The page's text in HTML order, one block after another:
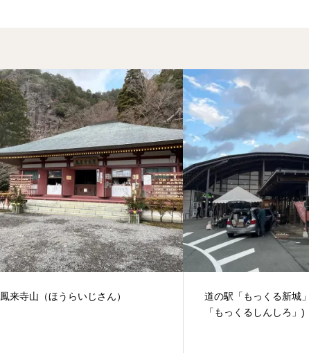
鳳来寺山（ほうらいじさん）
道の駅「もっくる新城
「もっくるしんしろ」)